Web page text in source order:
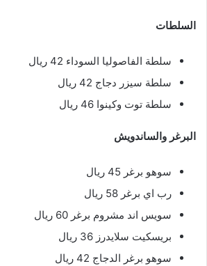
السلطات
سلطة الفاصوليا السوداء 42 ريال
سلطة سيزر دجاج 42 ريال
سلطة توت وكينوا 46 ريال
البرغر والساندويش
سوهو برغر 45 ريال
رب اي برغر 58 ريال
سويس اند مشروم برغر 60 ريال
بريسكيت سلايدرز 36 ريال
سوهو برغر الدجاج 42 ريال